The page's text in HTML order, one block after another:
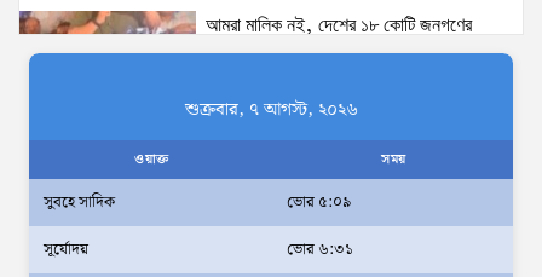
প্রতিমন্ত্রী, জনপ্রশাসন প্রতিমন্ত্রীসহ বগুড়ার সংসদ সদস্যরা’
13 views|posted on August 2, 2026
আমরা মালিক নই, দেশের ১৮ কোটি জনগণের
সেবক: ভূমি প্রতিমন্ত্রী ব্যারিস্টার মীর হেলাল
অহেতুক প্রকল্প নয়, পাহাড়িদের জীবনমান উন্নয়নে
বাস্তবভিত্তিক কার্যকর উদ্যোগ নেয়ার আহ্বান
পার্বত্য প্রতিমন্ত্রীর
গ্রেপ্তার তার স্বামী সোহেল রানার দুই দিনের রিমান্ড
শুক্রবার, ৭ আগস্ট, ২০২৬
ওয়াক্ত সময়
সুবহে সাদিক
ভোর ৫:০৯
সূর্যোদয়
ভোর ৬:৩১